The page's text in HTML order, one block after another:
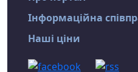
Інформаційна
Наші ціни